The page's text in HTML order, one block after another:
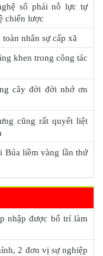
số phải nỗ lực tự
chiến lược
nhân sự cấp xã
khen trong công tác
cây đời đời nhớ ơn
cũng rất quyết liệt
Búa liềm vàng lần thứ
nhập được bố trí làm
2 đơn vị sự nghiệp